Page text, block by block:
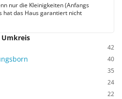
nur die Kleinigkeiten (Anfangs
hat das Haus garantiert nicht
42
40
35
24
22